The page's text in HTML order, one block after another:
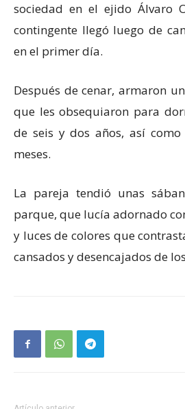
sociedad en el ejido Álvaro
contingente llegó luego de
en el primer día.
Después de cenar, armaron
que les obsequiaron para
de seis y dos años, así
meses.
La pareja tendió unas
parque, que lucía adornado
y luces de colores que
cansados y desencajados de